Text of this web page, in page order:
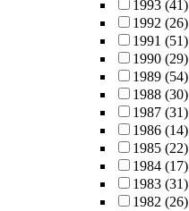
1993 (41)
1992 (26)
1991 (51)
1990 (29)
1989 (54)
1988 (30)
1987 (31)
1986 (14)
1985 (22)
1984 (17)
1983 (31)
1982 (26)